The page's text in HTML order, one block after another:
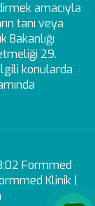
amacıyla
tanı veya
29.
konularda
Formmed
Klinik |